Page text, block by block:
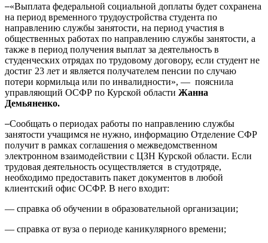
«Выплата федеральной социальной доплаты будет сохранена
на период временного трудоустройства студента по
направлению службы занятости, на период участия в
общественных работах по направлению службы занятости, а
также в период получения выплат за деятельность в
студенческих отрядах по трудовому договору, если студент не
достиг 23 лет и является получателем пенсии по случаю
потери кормильца или по инвалидности», — пояснила
управляющий ОСФР по Курской области Жанна
Демьяненко.
Сообщать о периодах работы по направлению службы
занятости учащимся не нужно, информацию Отделение СФР
получит в рамках соглашения о межведомственном
электронном взаимодействии с ЦЗН Курской области. Если
трудовая деятельность осуществляется в студотряде,
необходимо предоставить пакет документов в любой
клиентский офис ОСФР. В него входит:
— справка об обучении в образовательной организации;
— справка от вуза о периоде каникулярного времени;